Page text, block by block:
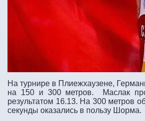
На турнире в Плиежхаузене,
на 150 и 300 метров. Маслак
результатом 16.13. На 300 метров
секунды оказались в пользу Шорма.